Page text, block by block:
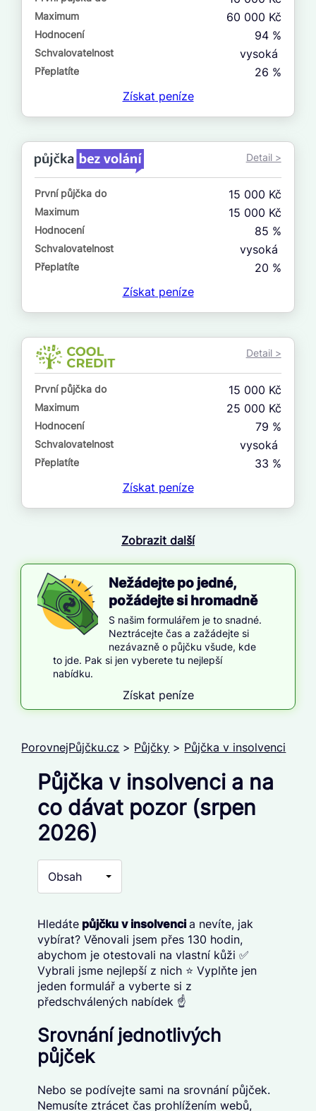
První půjčka zdarma
–
ano
Ve zkušebce
ano
ne
V exekuci
ano
ne
V hotovosti
ano
ne
Maximum 60 000 Kč
Hodnocení 94 %
Schvalovatelnost vysoká
Přeplatíte
26 %
Získat peníze
Detail >
První půjčka do 15 000 Kč
Maximum 15 000 Kč
Hodnocení 85 %
Schvalovatelnost vysoká
Přeplatíte
20 %
Získat peníze
Detail >
První půjčka do 15 000 Kč
Maximum 25 000 Kč
Hodnocení 79 %
Schvalovatelnost vysoká
Přeplatíte
33 %
Získat peníze
Zobrazit další
Nežádejte po jedné,
požádejte si hromadně
S našim formulářem je to snadné.
Neztrácejte čas a zažádejte si
nezávazně o půjčku všude, kde
to jde. Pak si jen vyberete tu nejlepší
nabídku.
Získat peníze
PorovnejPůjčku.cz > Půjčky > Půjčka v insolvenci
Půjčka v insolvenci a na
co dávat pozor (srpen
2026)
Obsah
Hledátepůjčku v insolvenci a nevíte, jak
vybírat? Věnovali jsem přes 130 hodin,
abychom je otestovali na vlastní kůži ✅
Vybrali jsme nejlepší z nich ⭐ Vyplňte jen
jeden formulář a vyberte si z
předschválených nabídek ☝️
Srovnání jednotlivých
půjček
Nebo se podívejte sami na srovnání půjček.
Nemusíte ztrácet čas prohlížením webů,